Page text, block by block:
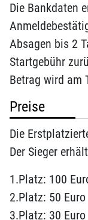
Die Bankdaten
Absagen bis 2
Startgebühr
Betrag wird am
Preise
Die
Der Sieger
1.Platz: 100
2.Platz: 50 Euro
3.Platz: 30 Euro